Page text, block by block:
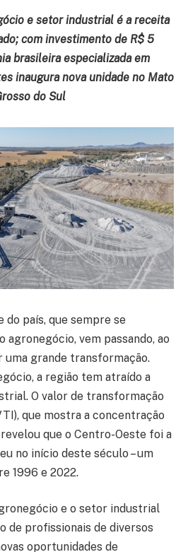
e setor industrial é a receita
com investimento de R$ 5
brasileira especializada em
inaugura nova unidade no Mato
do Sul
do país, que sempre se
agronegócio, vem passando, ao
uma grande transformação.
a região tem atraído a
O valor de transformação
que mostra a concentração
que o Centro-Oeste foi a
no início deste século – um
1996 e 2022.
e o setor industrial
de profissionais de diversos
oportunidades de